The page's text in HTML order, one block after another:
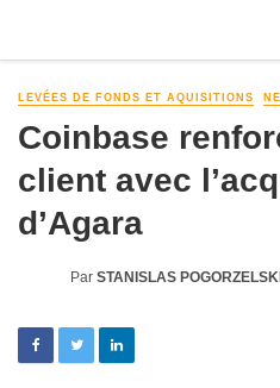
LEVÉES DE FONDS ET AQUISITIONS
Coinbase
client avec
d’Agara
Par STANISLAS